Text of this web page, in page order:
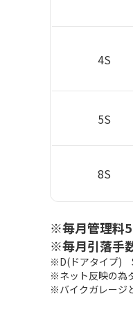
4S
5S
8S
※毎月管理料
※毎月引落手
※D(ドアタイプ)
※ネット反映の為
※バイクガレージ